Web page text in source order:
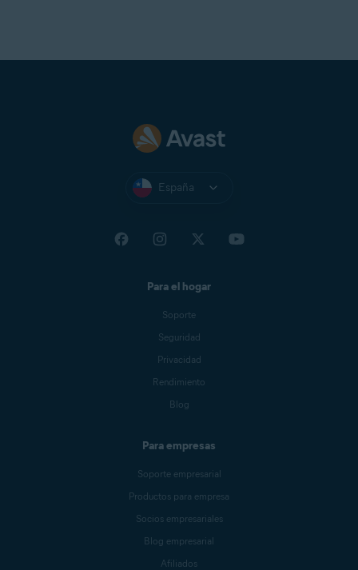
España
Para el hogar
Soporte
Seguridad
Privacidad
Rendimiento
Blog
Para empresas
Soporte empresarial
Productos para empresa
Socios empresariales
Blog empresarial
Afiliados